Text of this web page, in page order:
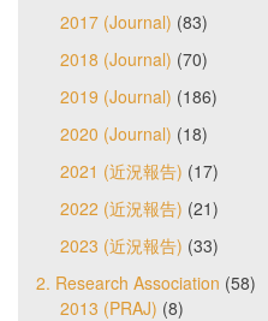
2017 (Journal) (83)
2018 (Journal) (70)
2019 (Journal) (186)
2020 (Journal) (18)
2021 (近況報告) (17)
2022 (近況報告) (21)
2023 (近況報告) (33)
2. Research Association (58)
2013 (PRAJ) (8)